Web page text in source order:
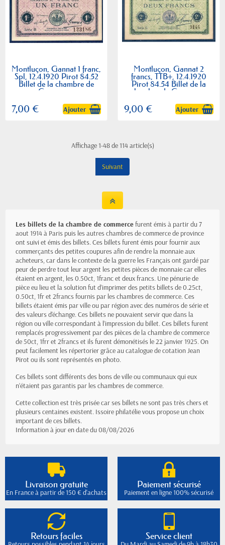
Montluçon, Gannat 1 franc,
Spl, 12.4.1920 Pirot 84.52
Billet de la chambre de
Commerce
7,00 € Ajouter
Montluçon, Gannat 2
francs, TTB+, 12.4.1920
Pirot 84.54 Billet de la
chambre de Commerce
9,00 € Ajouter
Affichage 1-48 de 114 article(s)
Suivant
Les billets de la chambre de commercefurent émis à partir du 7
aout 1914 à Paris puis les autres chambres de commerce de province
ont suivi et émis des billets. Ces billets furent émis pour fournir aux
commerçants des petites coupures afin de rendre la monnaie aux
acheteurs, car dans le contexte de la guerre les Français ont gardé par
peur de perdre tout leur argent les petites pièces de monnaie car elles
étaient en argent, les 0.50ct, 1franc et deux francs. Une pénurie de
pièce eu lieu et la solution fut d’imprimer des petits billets de 0.25ct,
0.50ct, 1fr et 2francs fournis par les chambres de commerce. Ces
billets étaient émis par ville ou par région avec des numéros de série et
des valeurs d'échange. Ces billets ne pouvaient servir que dans la
région ou ville correspondant à l’impression du billet. Ces billets furent
remplacés progressivement par des pièces de la chambre de commerce
de 50ct, 1frr et 2francs et ils furent démonétisés le 22 janvier 1925. On
peut facilement les répertorier grâce au catalogue de cotation Jean
Pirot ou ils sont représentés en photo.
Ces billets sont différents des bons de ville ou communaux qui eux
n’étaient pas garantis par les chambres de commerce.
Cette collection est très prisée car ses billets ne sont pas très chers et
plusieurs centaines existent. Issoire philatélie vous propose un choix
important de ces billets.
Information à jour en date du 08/08/2026
Livraison gratuite
En France à partir de 150 € d'achats
Paiement sécurisé
Paiement en ligne 100% sécurisé
Retours faciles Service client